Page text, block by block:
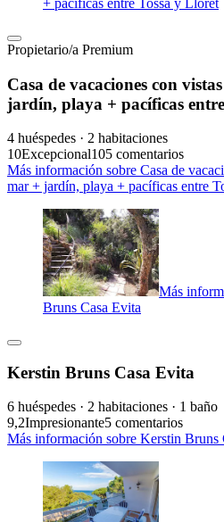
+ pacíficas entre Tossa y Lloret
Propietario/a Premium
Casa de vacaciones con
jardín, playa + pacíficas
4 huéspedes · 2 habitaciones
10Excepcional105 comentarios
Más información sobre Casa de
mar + jardín, playa + pacíficas entre
Más
Bruns Casa Evita
Kerstin Bruns Casa Evita
6 huéspedes · 2 habitaciones · 1 baño
9,2Impresionante5 comentarios
Más información sobre Kerstin Bruns